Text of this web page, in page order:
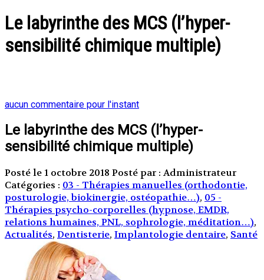
Le labyrinthe des MCS (l’hyper-
sensibilité chimique multiple)
aucun commentaire pour l'instant
Le labyrinthe des MCS (l’hyper-
sensibilité chimique multiple)
Posté le 1 octobre 2018 Posté par : Administrateur
Catégories : 03 - Thérapies manuelles (orthodontie,
posturologie, biokinergie, ostéopathie…), 05 -
Thérapies psycho-corporelles (hypnose, EMDR,
relations humaines, PNL, sophrologie, méditation…),
Actualités, Dentisterie, Implantologie dentaire, Santé